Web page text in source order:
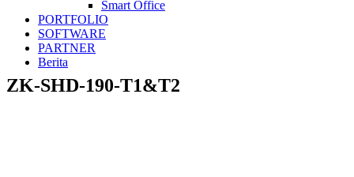
Smart Office
PORTFOLIO
SOFTWARE
PARTNER
Berita
ZK-SHD-190-T1&T2